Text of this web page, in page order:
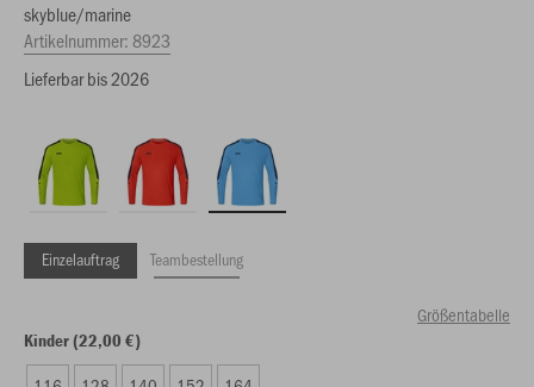
skyblue/marine
Artikelnummer:8923
Lieferbar bis 2026
Einzelauftrag Teambestellung
Größentabelle
Kinder (22,00 €)